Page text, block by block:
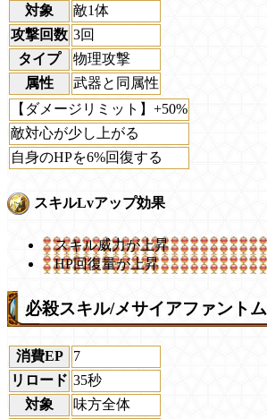
対象
敵1体
攻撃回数 3回
タイプ
物理攻撃
属性
武器と同属性
【ダメージリミット】+50%
敵対心が少し上がる
自身のHPを6%回復する
スキルLvアップ効果
スキル威力が上昇
HP回復量が上昇
必殺スキル/メサイアファントム
消費EP
7
リロード 35秒
対象
味方全体